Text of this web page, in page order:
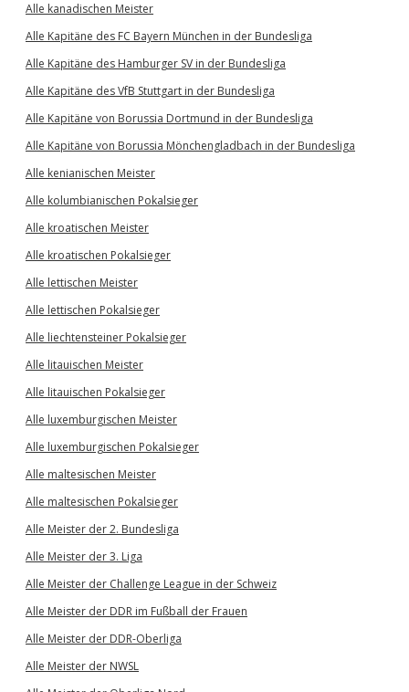
Alle kanadischen Meister
Alle Kapitäne des FC Bayern München in der Bundesliga
Alle Kapitäne des Hamburger SV in der Bundesliga
Alle Kapitäne des VfB Stuttgart in der Bundesliga
Alle Kapitäne von Borussia Dortmund in der Bundesliga
Alle Kapitäne von Borussia Mönchengladbach in der Bundesliga
Alle kenianischen Meister
Alle kolumbianischen Pokalsieger
Alle kroatischen Meister
Alle kroatischen Pokalsieger
Alle lettischen Meister
Alle lettischen Pokalsieger
Alle liechtensteiner Pokalsieger
Alle litauischen Meister
Alle litauischen Pokalsieger
Alle luxemburgischen Meister
Alle luxemburgischen Pokalsieger
Alle maltesischen Meister
Alle maltesischen Pokalsieger
Alle Meister der 2. Bundesliga
Alle Meister der 3. Liga
Alle Meister der Challenge League in der Schweiz
Alle Meister der DDR im Fußball der Frauen
Alle Meister der DDR-Oberliga
Alle Meister der NWSL